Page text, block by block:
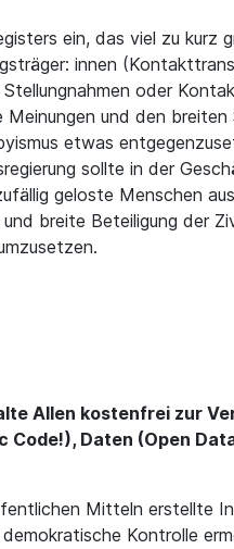
ein, das viel zu kurz
innen
oder
Meinungen und den
etwas
sollte in der
geloste Menschen
breite Beteiligung der
Allen kostenfrei zur
Code!), Daten (Open
Mitteln erstellte
Kontrolle